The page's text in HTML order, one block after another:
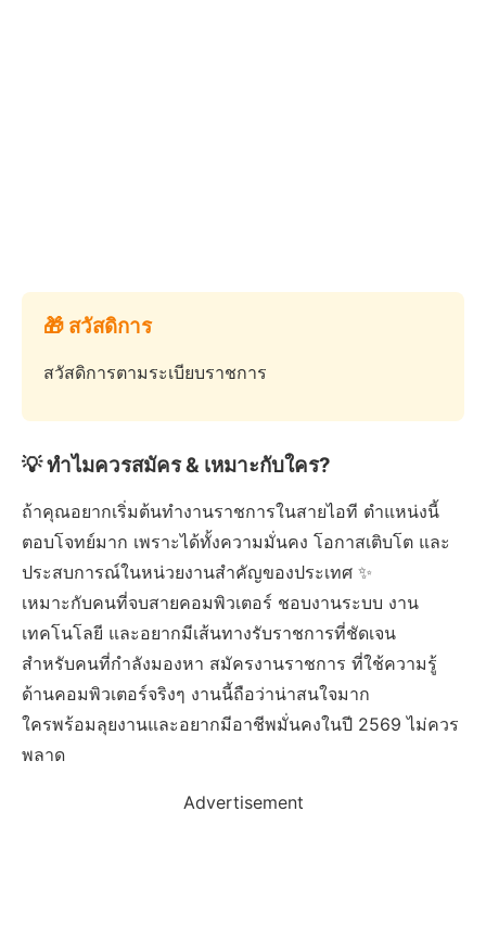
🎁 สวัสดิการ
สวัสดิการตามระเบียบราชการ
💡 ทำไมควรสมัคร & เหมาะกับใคร?
ถ้าคุณอยากเริ่มต้นทำงานราชการในสายไอที ตำแหน่งนี้
ตอบโจทย์มาก เพราะได้ทั้งความมั่นคง โอกาสเติบโต และ
ประสบการณ์ในหน่วยงานสำคัญของประเทศ ✨
เหมาะกับคนที่จบสายคอมพิวเตอร์ ชอบงานระบบ งาน
เทคโนโลยี และอยากมีเส้นทางรับราชการที่ชัดเจน
สำหรับคนที่กำลังมองหา สมัครงานราชการ ที่ใช้ความรู้
ด้านคอมพิวเตอร์จริงๆ งานนี้ถือว่าน่าสนใจมาก
ใครพร้อมลุยงานและอยากมีอาชีพมั่นคงในปี 2569 ไม่ควร
พลาด
Advertisement